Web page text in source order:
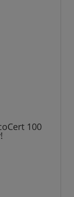
100